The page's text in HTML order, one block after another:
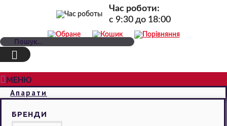
Час роботи:
c 9:30 до 18:00
МЕНЮ
Апарати
БРЕНДИ